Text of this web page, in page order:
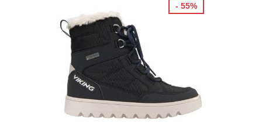
- 55%